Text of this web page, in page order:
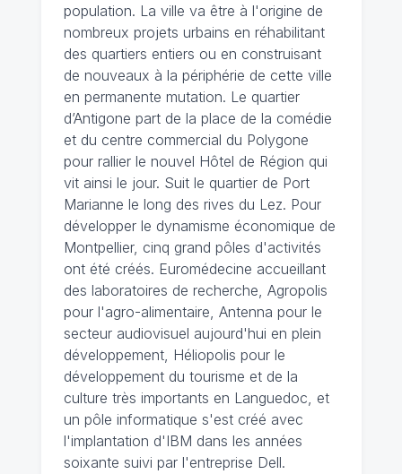
population. La ville va être à l'origine de
nombreux projets urbains en réhabilitant
des quartiers entiers ou en construisant
de nouveaux à la périphérie de cette ville
en permanente mutation. Le quartier
d’Antigone part de la place de la comédie
et du centre commercial du Polygone
pour rallier le nouvel Hôtel de Région qui
vit ainsi le jour. Suit le quartier de Port
Marianne le long des rives du Lez. Pour
développer le dynamisme économique de
Montpellier, cinq grand pôles d'activités
ont été créés. Euromédecine accueillant
des laboratoires de recherche, Agropolis
pour l'agro-alimentaire, Antenna pour le
secteur audiovisuel aujourd'hui en plein
développement, Héliopolis pour le
développement du tourisme et de la
culture très importants en Languedoc, et
un pôle informatique s'est créé avec
l'implantation d'IBM dans les années
soixante suivi par l'entreprise Dell.